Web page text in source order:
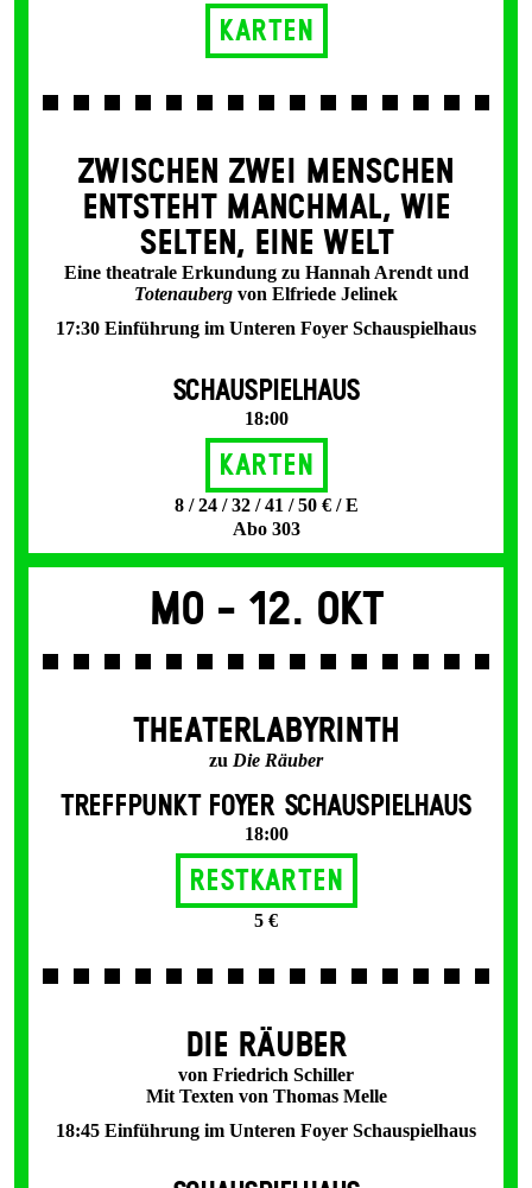
Karten
ZWISCHEN ZWEI MENSCHEN
ENT­STEHT MANCH­MAL, WIE
SELTEN, EINE WELT
Eine theatrale Erkundung zu Hannah Arendt und
Totenauberg von Elfriede Jelinek
17:30 Einführung im Unteren Foyer Schauspielhaus
SCHAUSPIELHAUS
18:00
Karten
8 / 24 / 32 / 41 / 50 € / E
Abo 303
Mo - 12. Okt
THEATERLABYRINTH
zu Die Räuber
TREFFPUNKT FOYER SCHAUSPIELHAUS
18:00
Restkarten
5 €
DIE RÄUBER
von Friedrich Schiller
Mit Texten von Thomas Melle
18:45 Einführung im Unteren Foyer Schauspielhaus